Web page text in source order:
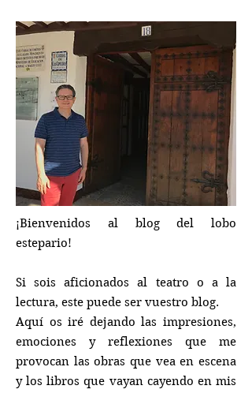
¡Bienvenidos al blog del lobo
estepario!
Si sois aficionados al teatro o a la
lectura, este puede ser vuestro blog.
Aquí os iré dejando las impresiones,
emociones y reflexiones que me
provocan las obras que vea en escena
y los libros que vayan cayendo en mis